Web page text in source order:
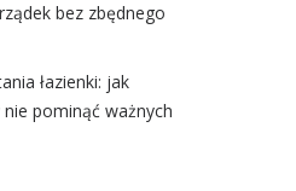
bez zbędnego
łazienki: jak
pominąć ważnych